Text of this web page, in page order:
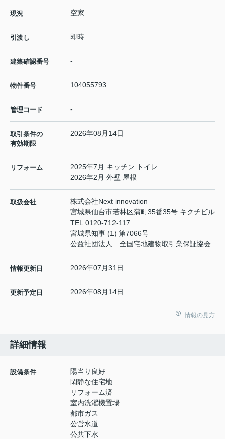
現況 空家
引渡し 即時
建築確認番号 -
物件番号 104055793
管理コード -
取引条件の
有効期限
2026年08月14日
リフォーム
2025年7月 キッチン トイレ
2026年2月 外壁 屋根
取扱会社
株式会社Next innovation
宮城県仙台市若林区蒲町35番35号 キクチビル
TEL:0120-712-117
宮城県知事 (1) 第7066号
公益社団法人 全国宅地建物取引業保証協会
情報更新日 2026年07月31日
更新予定日 2026年08月14日
情報の見方
詳細情報
設備条件
陽当り良好
閑静な住宅地
リフォーム済
室内洗濯機置場
都市ガス
公営水道
公共下水